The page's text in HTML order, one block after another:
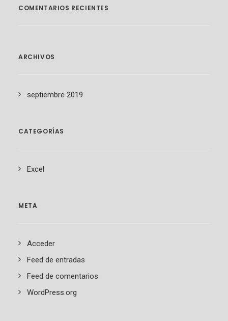
COMENTARIOS RECIENTES
ARCHIVOS
septiembre 2019
CATEGORÍAS
Excel
META
Acceder
Feed de entradas
Feed de comentarios
WordPress.org